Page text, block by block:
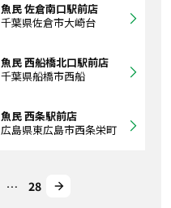
魚民 佐倉南口駅前店
千葉県佐倉市大崎台
魚民 西船橋北口駅前店
千葉県船橋市西船
魚民 西条駅前店
広島県東広島市西条栄町
… 28